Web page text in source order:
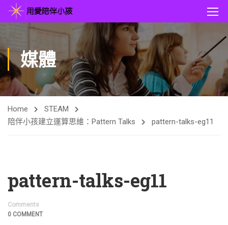
媒體
Home
STEAM
陪伴小孩建立運算思維：Pattern Talks
pattern-talks-eg11
pattern-talks-eg11
Comments
0 COMMENT